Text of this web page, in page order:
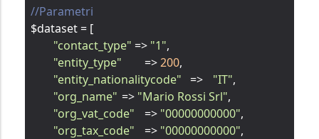
//Parametri
$dataset = [
"contact_type" => "1",
"entity_type"
	=>
200,
"entity_nationalitycode"
"IT",
"org_name"
	=>
"Mario Rossi Srl",
"org_vat_code"
	=>
"00000000000",
"org_tax_code"
	=>
"00000000000",